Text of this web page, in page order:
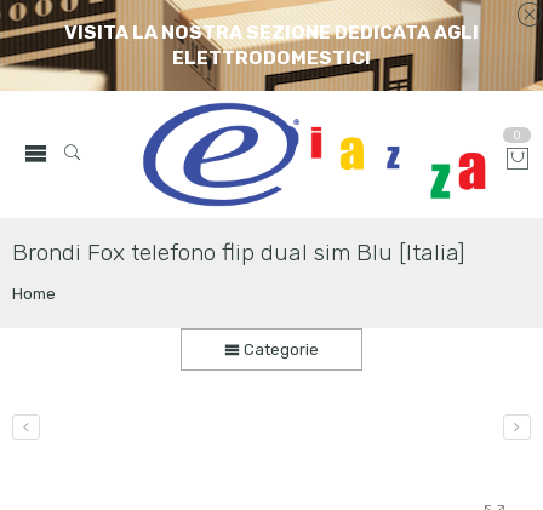
VISITA LA NOSTRA SEZIONE DEDICATA AGLI
ELETTRODOMESTICI
0
Brondi Fox telefono flip dual sim Blu [Italia]
Home
Categorie